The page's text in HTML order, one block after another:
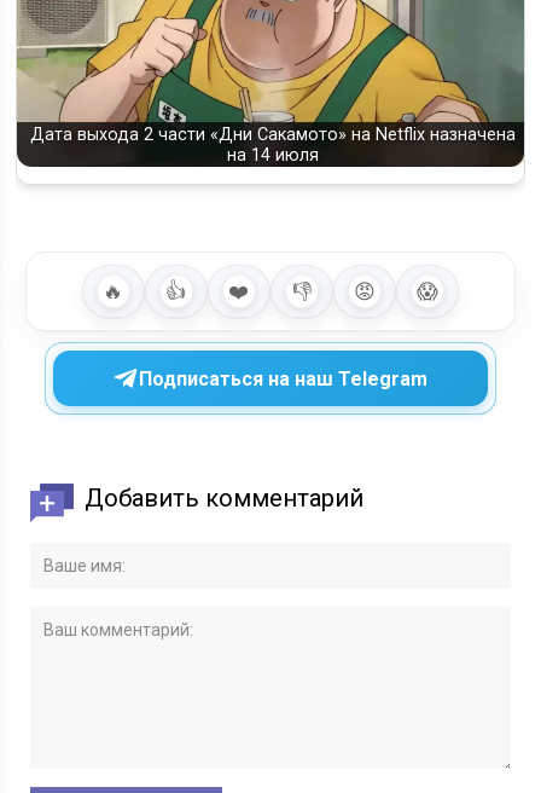
Дата выхода 2 части «Дни Сакамото» на Netflix назначена
на 14 июля
🔥 👍 ❤️ 👎 😡 😱
Подписаться на наш Telegram
Добавить комментарий